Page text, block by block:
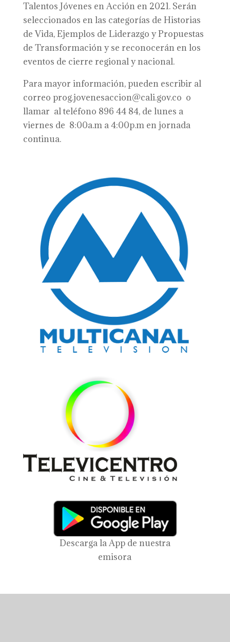
Talentos Jóvenes en Acción en 2021. Serán
seleccionados en las categorías de Historias
de Vida, Ejemplos de Liderazgo y Propuestas
de Transformación y se reconocerán en los
eventos de cierre regional y nacional.
Para mayor información, pueden escribir al
correo prog.jovenesaccion@cali.gov.co o
llamar al teléfono 896 44 84, de lunes a
viernes de 8:00a.m a 4:00p.m en jornada
continua.
Descarga la App de nuestra
emisora